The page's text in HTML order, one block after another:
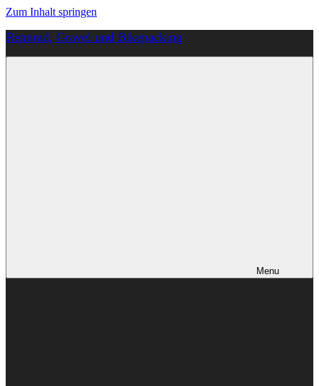
Zum Inhalt springen
Rennrad, Gravel und Bikepacking
Menu